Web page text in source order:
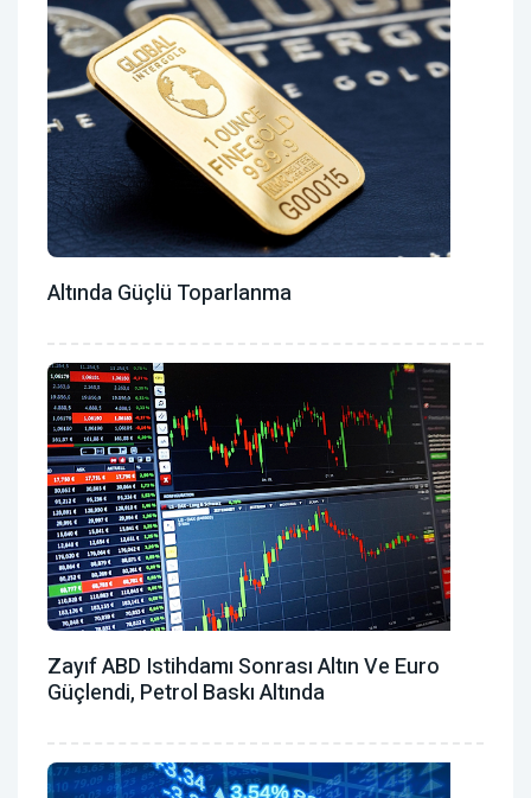
Altında Güçlü Toparlanma
Zayıf ABD Istihdamı Sonrası Altın Ve Euro
Güçlendi, Petrol Baskı Altında